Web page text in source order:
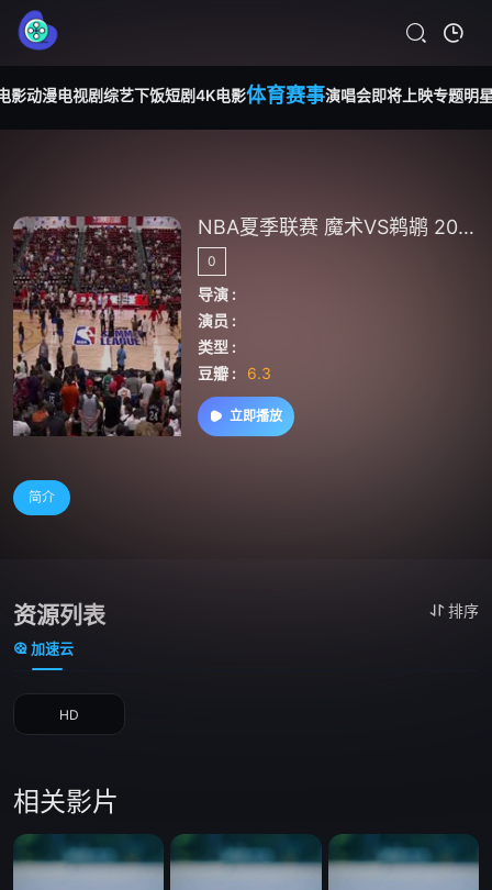
影动漫电视剧综艺下饭短剧4K电影体育赛事演唱会即将上映专题明
NBA夏季联赛 魔术VS鹈鹕 20240715
0
导演 :
演员 :
类型 :
豆瓣 :
6.3
立即播放
简介
资源列表 排序
加速云
HD
相关影片